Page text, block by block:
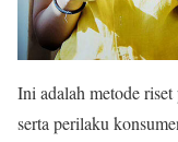
Ini adalah metode riset
serta perilaku